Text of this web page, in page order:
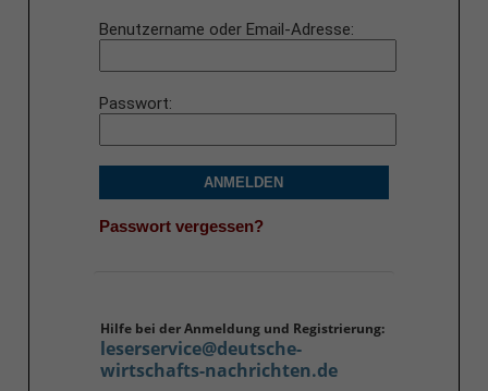
Benutzername oder Email-Adresse
Passwort
ANMELDEN
Passwort vergessen?
Hilfe bei der Anmeldung und Registrierung:
leserservice@deutsche-
wirtschafts-nachrichten.de